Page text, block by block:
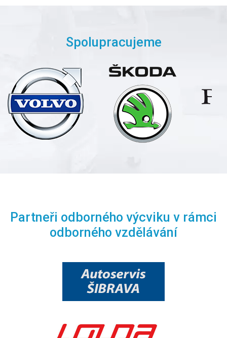
Spolupracujeme
Partneři odborného výcviku v rámci
odborného vzdělávání